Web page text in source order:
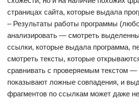
страницах сайта, которые выдала
– Результаты работы программы
анализировать — смотреть
ссылки, которые выдала программа,
смотреть тексты, которые
сравнивать с проверяемым текстом —
показывают ложные совпадения, и
фрагментов по ссылкам может даже